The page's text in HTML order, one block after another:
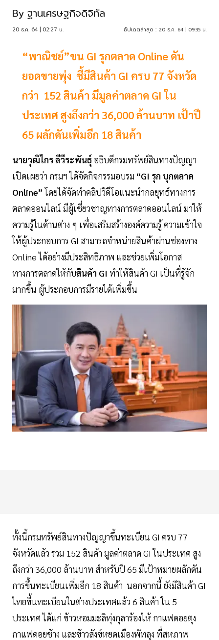
By ฐานเศรษฐกิจดิจิทัล
20 ธ.ค. 64 | 02:27 น. อัปเดตล่าสุด : 20 ธ.ค. 64 | 09:35 น.
“พาณิชย์”ขน GI รุกตลาด Online ดัน
ยอดขายพุ่ง ชี้มีสินค้า GI ครบ 77 จังหวัด
กว่า 152 สินค้า มีมูลค่าตลาด GI ใน
ประเทศ สูงถึงกว่า 36,000 ล้านบาท เป้าปี
65 ผลักดันเพิ่มอีก 18 สินค้า
นายวุฒิไกร ลีวีระพันธุ์ อธิบดีกรมทรัพย์สินทางปัญญา
เปิดเผยว่า กรมฯ ได้จัดกิจกรรมอบรม “GI รุก บุกตลาด
Online”โดยได้จัดทำคลิปวิดีโอแนะนำกลยุทธ์ทางการ
ตลาดออนไลน์ มีผู้เชี่ยวชาญทางการตลาดออนไลน์ มาให้
ความรู้ในด้านต่าง ๆ เพื่อเสริมสร้างองค์ความรู้ ความเข้าใจ
ให้ผู้ประกอบการ GI สามารถจำหน่ายสินค้าผ่านช่องทาง
Online ได้อย่างมีประสิทธิภาพ และช่วยเพิ่มโอกาส
ทางการตลาดให้กับสินค้า GI ทำให้สินค้า GI เป็นที่รู้จัก
มากขึ้น ผู้ประกอบการมีรายได้เพิ่มขึ้น
ทั้งนี้กรมทรัพย์สินทางปัญญาขึ้นทะเบียน GI ครบ 77
จังหวัดแล้ว รวม 152 สินค้า มูลค่าตลาด GI ในประเทศ สูง
ถึงกว่า 36,000 ล้านบาท สำหรับปี 65 มีเป้าหมายผลักดัน
การขึ้นทะเบียนเพิ่มอีก 18 สินค้า นอกจากนี้ ยังมีสินค้า GI
ไทยขึ้นทะเบียนในต่างประเทศแล้ว 6 สินค้า ใน 5
ประเทศ ได้แก่ ข้าวหอมมะลิทุ่งกุลาร้องไห้ กาแฟดอยตุง
กาแฟดอยช้าง และข้าวสังข์หยดเมืองพัทลุง ที่สหภาพ